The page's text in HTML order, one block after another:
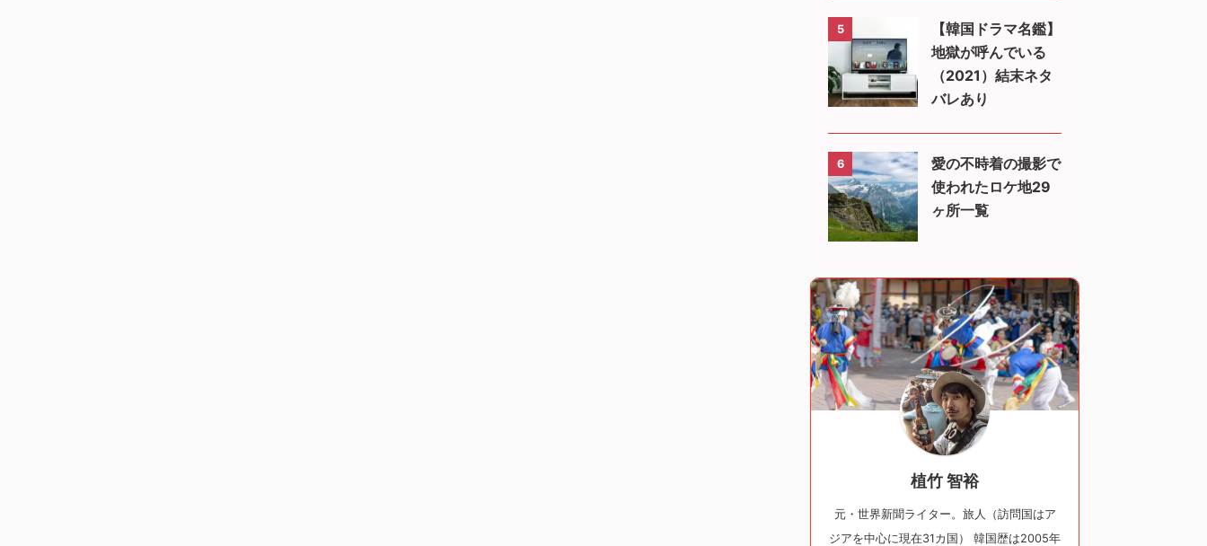
5
【韓国ドラマ名鑑】
地獄が呼んでいる
（2021）結末ネタ
バレあり
6
愛の不時着の撮影で
使われたロケ地29
ヶ所一覧
植竹 智裕
元・世界新聞ライター。旅人（訪問国はア
ジアを中心に現在31カ国） 韓国歴は2005年